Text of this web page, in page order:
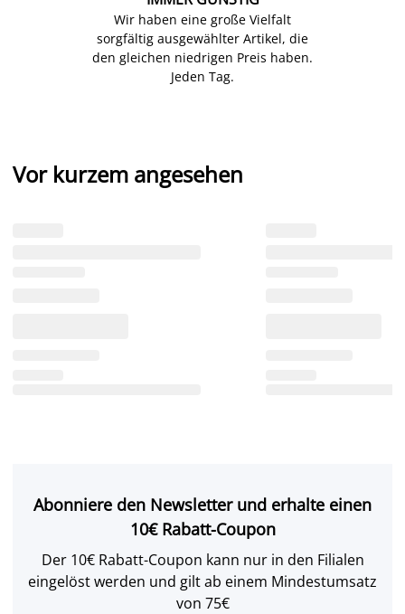
Wir haben eine große Vielfalt
sorgfältig ausgewählter Artikel, die
den gleichen niedrigen Preis haben.
Jeden Tag.
Vor kurzem angesehen
Abonniere den Newsletter und erhalte einen
10€ Rabatt-Coupon
Der 10€ Rabatt-Coupon kann nur in den Filialen
eingelöst werden und gilt ab einem Mindestumsatz
von 75€